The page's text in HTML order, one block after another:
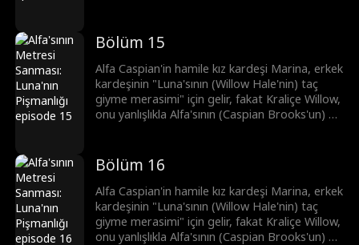
bundan dolayı Marina düşük yapar. Şimdi ise
Brooks kardeşler, intikam peşindedir.
Bölüm 15
Alfa Caspian'in hamile kız kardeşi Marina, erkek
kardeşinin "Luna'sının (Willow Hale'nin) taç
giyme merasimi" için gelir, fakat Kraliçe Willow,
onu yanlışlıkla Alfa'sının (Caspian Brooks'un) bir
bundan dolayı Marina düşük yapar. Şimdi ise
Brooks kardeşler, intikam peşindedir.
Bölüm 16
Alfa Caspian'in hamile kız kardeşi Marina, erkek
kardeşinin "Luna'sının (Willow Hale'nin) taç
giyme merasimi" için gelir, fakat Kraliçe Willow,
onu yanlışlıkla Alfa'sının (Caspian Brooks'un) bir